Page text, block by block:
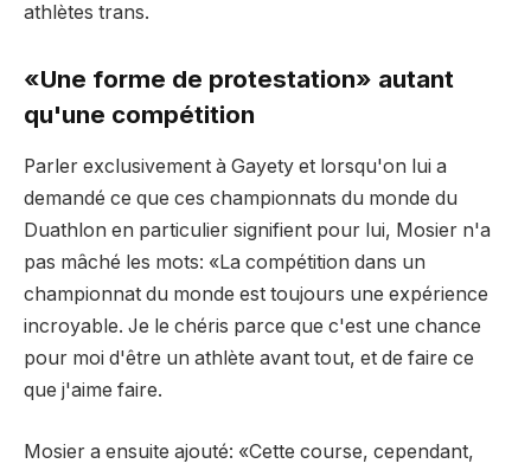
athlètes trans.
«Une forme de protestation» autant
qu'une compétition
Parler exclusivement à Gayety et lorsqu'on lui a
demandé ce que ces championnats du monde du
Duathlon en particulier signifient pour lui, Mosier n'a
pas mâché les mots: «La compétition dans un
championnat du monde est toujours une expérience
incroyable. Je le chéris parce que c'est une chance
pour moi d'être un athlète avant tout, et de faire ce
que j'aime faire.
Mosier a ensuite ajouté: «Cette course, cependant,